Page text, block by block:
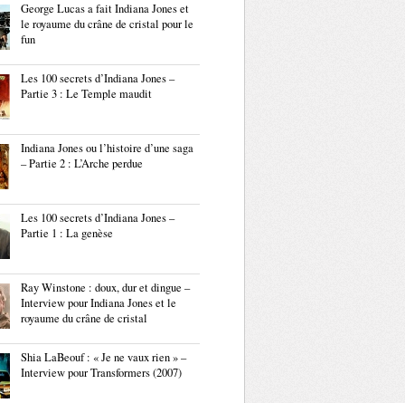
George Lucas a fait Indiana Jones et
le royaume du crâne de cristal pour le
fun
Les 100 secrets d’Indiana Jones –
Partie 3 : Le Temple maudit
Indiana Jones ou l’histoire d’une saga
– Partie 2 : L’Arche perdue
Les 100 secrets d’Indiana Jones –
Partie 1 : La genèse
Ray Winstone : doux, dur et dingue –
Interview pour Indiana Jones et le
royaume du crâne de cristal
Shia LaBeouf : « Je ne vaux rien » –
Interview pour Transformers (2007)